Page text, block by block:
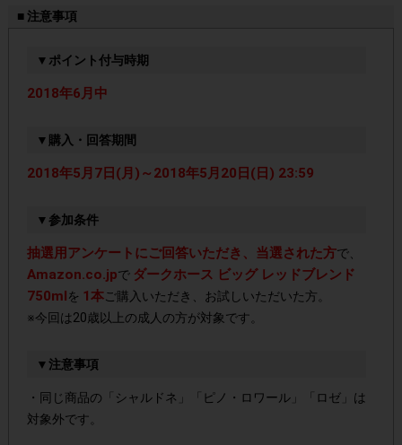
■ 注意事項
▼ポイント付与時期
2018年6月中
▼購入・回答期間
2018年5月7日(月)～2018年5月20日(日) 23:59
▼参加条件
抽選用アンケートにご回答いただき、当選された方で、
Amazon.co.jpで ダークホース ビッグ レッドブレンド
750mlを 1本ご購入いただき、お試しいただいた方。
※今回は20歳以上の成人の方が対象です。
▼注意事項
・同じ商品の「シャルドネ」「ピノ・ロワール」「ロゼ」は
対象外です。